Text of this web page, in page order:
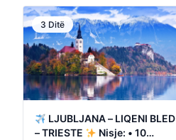
3 Ditë
LJUBLJANA – LIQENI BLED
– TRIESTE
Nisje: • 10